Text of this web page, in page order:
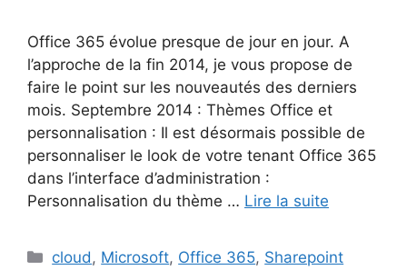
Office 365 évolue presque de jour en jour. A
l’approche de la fin 2014, je vous propose de
faire le point sur les nouveautés des derniers
mois. Septembre 2014 : Thèmes Office et
personnalisation : Il est désormais possible de
personnaliser le look de votre tenant Office 365
dans l’interface d’administration :
Personnalisation du thème … Lire la suite
Catégories
cloud , Microsoft, Office 365, Sharepoint